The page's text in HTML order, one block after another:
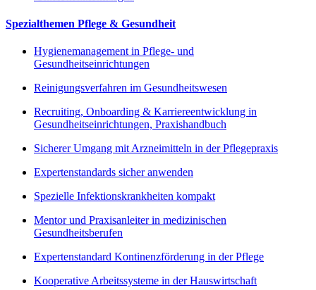
Spezialthemen Pflege & Gesundheit
Hygienemanagement in Pflege- und
Gesundheitseinrichtungen
Reinigungsverfahren im Gesundheitswesen
Recruiting, Onboarding & Karriereentwicklung in
Gesundheitseinrichtungen, Praxishandbuch
Sicherer Umgang mit Arzneimitteln in der Pflegepraxis
Expertenstandards sicher anwenden
Spezielle Infektionskrankheiten kompakt
Mentor und Praxisanleiter in medizinischen
Gesundheitsberufen
Expertenstandard Kontinenzförderung in der Pflege
Kooperative Arbeitssysteme in der Hauswirtschaft